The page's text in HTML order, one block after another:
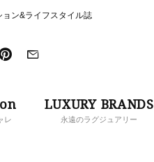
ョン&ライフスタイル誌
レ
LUXURY BRANDS
永遠のラグジュアリー